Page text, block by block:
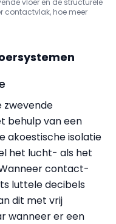
contactvlak, hoe meer
zwevende
behulp van een
akoestische isolatie
het lucht- als het
contact-
luttele decibels
dit met vrij
wanneer er een